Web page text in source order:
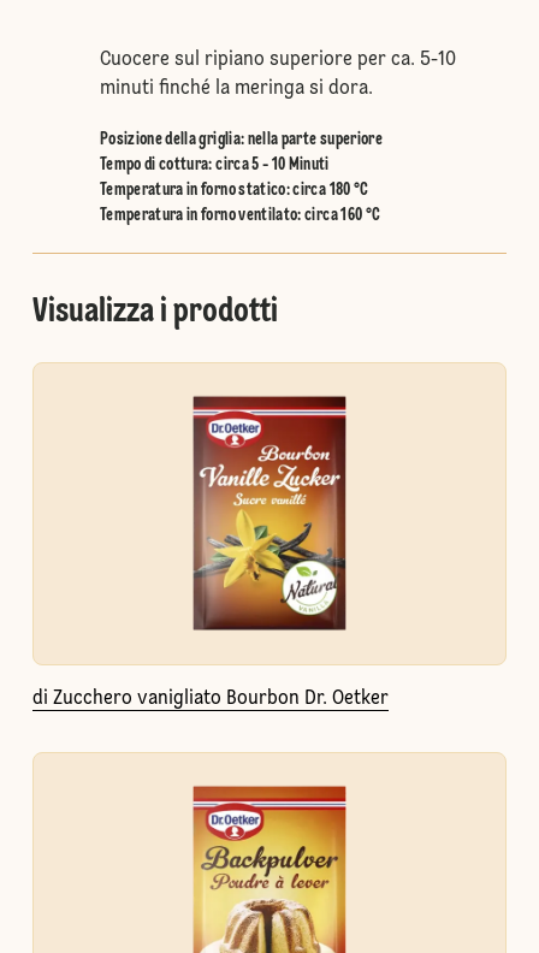
Cuocere sul ripiano superiore per ca. 5-10
minuti finché la meringa si dora.
Posizione della griglia: nella parte superiore
Tempo di cottura: circa 5 - 10 Minuti
Temperatura in forno statico:circa 180 °C
Temperatura in forno ventilato: circa 160 °C
Visualizza i prodotti
di Zucchero vanigliato Bourbon Dr. Oetker